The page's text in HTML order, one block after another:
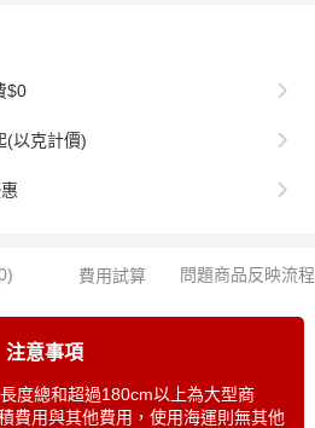
$0
(以克計價)
) 費用試算 問題商品反映流程
注意事項
度總和超過180cm以上為大型商
費用與其他費用，使用海運則無其他